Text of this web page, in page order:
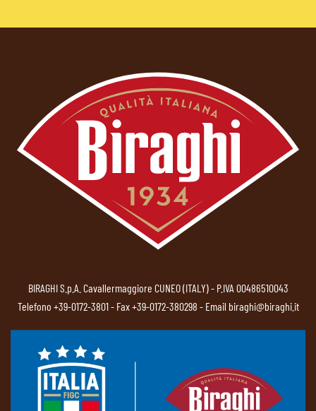
BIRAGHI S.p.A. Cavallermaggiore CUNEO (ITALY) - P.IVA 00486510043
Telefono +39-0172-3801- Fax +39-0172-380298 - Email biraghi@biraghi.it